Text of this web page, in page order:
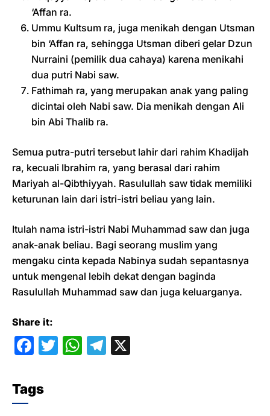
‘Affan ra.
Ummu Kultsum ra, juga menikah dengan Utsman
bin ‘Affan ra, sehingga Utsman diberi gelar Dzun
Nurraini (pemilik dua cahaya) karena menikahi
dua putri Nabi saw.
Fathimah ra, yang merupakan anak yang paling
dicintai oleh Nabi saw. Dia menikah dengan Ali
bin Abi Thalib ra.
Semua putra-putri tersebut lahir dari rahim Khadijah
ra, kecuali Ibrahim ra, yang berasal dari rahim
Mariyah al-Qibthiyyah. Rasulullah saw tidak memiliki
keturunan lain dari istri-istri beliau yang lain.
Itulah nama istri-istri Nabi Muhammad saw dan juga
anak-anak beliau. Bagi seorang muslim yang
mengaku cinta kepada Nabinya sudah sepantasnya
untuk mengenal lebih dekat dengan baginda
Rasulullah Muhammad saw dan juga keluarganya.
Share it:
F
c
e
T
W T
Tags